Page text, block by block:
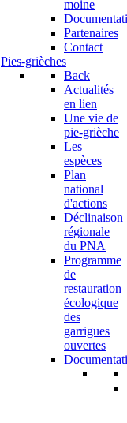
moine
Partenaires
Contact
Pies-grièches
Back
Actualités
en lien
Une vie de
pie-grièche
Les
espèces
Plan
national
d'actions
Déclinaison
régionale
du PNA
Programme
de
restauration
écologique
des
garrigues
ouvertes